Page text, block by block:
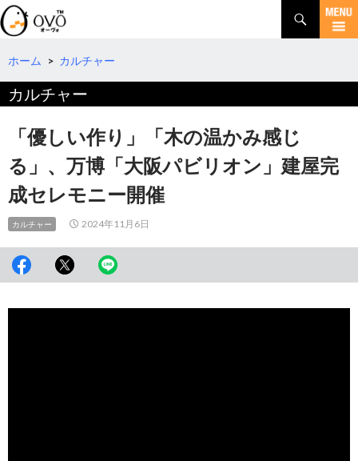
検
索
コ
テ
ツ
へ
ホーム > カルチャー
カルチャー
「優しい作り」「木の温かみ感じ
る」、万博「大阪パビリオン」建屋完
成セレモニー開催
カルチャー 2024年11月6日